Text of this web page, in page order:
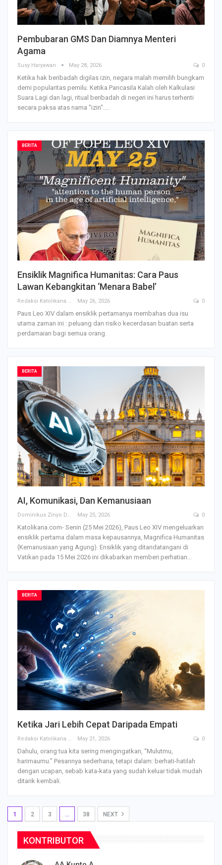
Pembubaran GMS Dan Diamnya Menteri
Agama
Susy Haryawan May 28, 2026 0
Ketika hak beribadah digilas izin, negara malah memilih bungkam
demi popularitas pemilu. Ketika Pancasila Kalah oleh Kalkulasi
Suara Lagi dan lagi, ritual beribadah di negeri ini harus terhenti
secara paksa atas nama "izin".…
BERITA
Ensiklik Magnifica Humanitas: Cara Paus
Lawan Kebangkitan ‘Menara Babel’
Redaksi Katolikana May 26, 2026 0
Paus Leo XIV dalam ensiklik pertamanya membahas dua isu
utama zaman ini : peluang dan risiko kecerdasan buatan serta
perdamaian bagi semua orang.
BERITA
AI, Komunikasi, Dan Kemanusiaan
Dominikus Zinyo Darling May 25, 2026 0
Katolikana.com- Senin (25 Mei 2026), Paus Leo XIV mengeluarkan
ensiklik pertama dalam masa kepausannya, Magnifica Humanitas
(Kemanusiaan yang Agung). Ensiklik yang ditandatangani di
Vatikan pada 15 Mei 2026 ini dikabarkan memberi perhatian…
BERITA
Ketika Jari Lebih Cepat Daripada Empati
Redaksi Katolikana May 21, 2026 0
Dahulu, orang tua kita sering mengingatkan, “Mulutmu,
harimaumu.” Pesannya sederhana, tetapi dalam: berhati-hatilah
dengan ucapan, sebab kata-kata yang sudah keluar tidak mudah
ditarik kembali.
1 2 3 … 38 NEXT
KONTRIBUTOR